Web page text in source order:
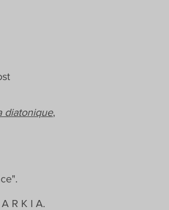
diatonique,
R K I A.